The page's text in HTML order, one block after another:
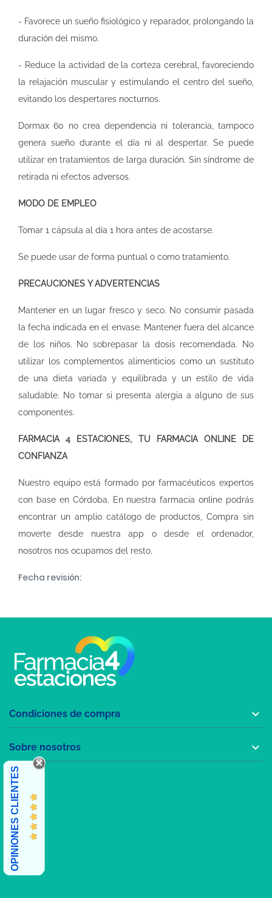
- Favorece un sueño fisiológico y reparador, prolongando la
duración del mismo.
- Reduce la actividad de la corteza cerebral, favoreciendo
la relajación muscular y estimulando el centro del sueño,
evitando los despertares nocturnos.
Dormax 60 no crea dependencia ni tolerancia, tampoco
genera sueño durante el día ni al despertar. Se puede
utilizar en tratamientos de larga duración. Sin síndrome de
retirada ni efectos adversos.
MODO DE EMPLEO
Tomar 1 cápsula al día 1 hora antes de acostarse.
Se puede usar de forma puntual o como tratamiento.
PRECAUCIONES Y ADVERTENCIAS
Mantener en un lugar fresco y seco. No consumir pasada
la fecha indicada en el envase. Mantener fuera del alcance
de los niños. No sobrepasar la dosis recomendada. No
utilizar los complementos alimenticios como un sustituto
de una dieta variada y equilibrada y un estilo de vida
saludable. No tomar si presenta alergia a alguno de sus
componentes.
FARMACIA 4 ESTACIONES, TU FARMACIA ONLINE DE
CONFIANZA
Nuestro equipo está formado por farmacéuticos expertos
con base en Córdoba. En nuestrafarmacia online podrás
encontrar un amplio catálogo de productos, Compra sin
moverte desde nuestra app o desde el ordenador,
nosotros nos ocupamos del resto.
Fecha revisión:
Condiciones de compra 
Sobre nosotros 
OPINIONES CLIENTES